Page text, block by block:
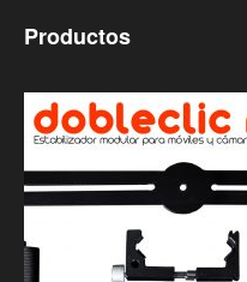
Productos